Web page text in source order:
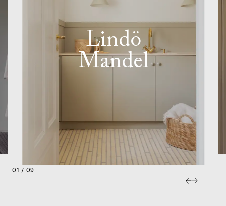
Lindö
Mandel
01 / 09